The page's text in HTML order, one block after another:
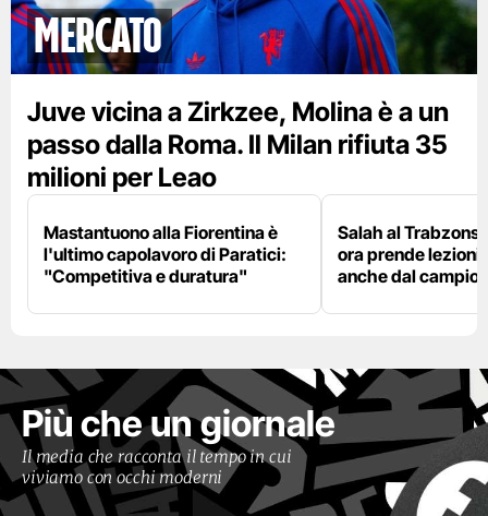
mercato
Juve vicina a Zirkzee, Molina è a un
passo dalla Roma. Il Milan rifiuta 35
milioni per Leao
Mastantuono alla Fiorentina è
l'ultimo capolavoro di Paratici:
"Competitiva e duratura"
Salah al
ora prende lezioni
anche dal
Più che un giornale
Il media che racconta il tempo in cui
viviamo con occhi moderni